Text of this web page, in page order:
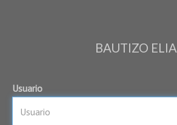
BAUTIZO ELIA
Usuario